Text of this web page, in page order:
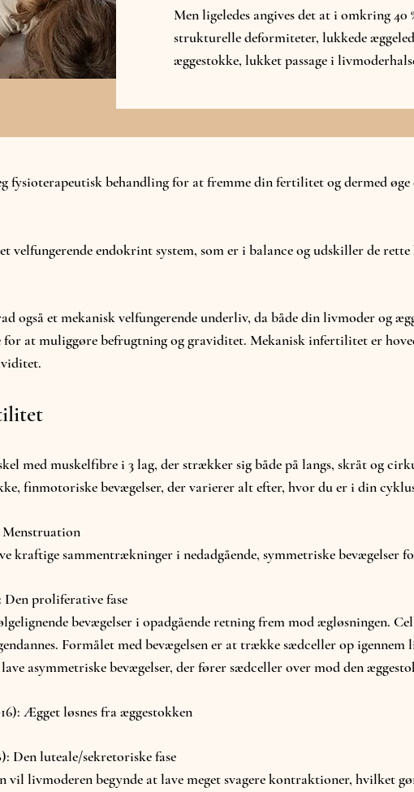
Men ligeledes angives det at i omkring 40
strukturelle deformiteter, lukkede
æggestokke, lukket passage i
fysioterapeutisk behandling for at fremme din fertilitet og dermed øge
velfungerende endokrint system, som er i balance og udskiller de
også et mekanisk velfungerende underliv, da både din livmoder og
for at muliggøre befrugtning og graviditet. Mekanisk infertilitet er
med muskelfibre i 3 lag, der strækker sig både på langs, skråt og
finmotoriske bevægelser, der varierer alt efter, hvor du er i din
Menstruation
kraftige sammentrækninger i nedadgående, symmetriske bevægelser
Den proliferative fase
bevægelser i opadgående retning frem mod ægløsningen.
Formålet med bevægelsen er at trække sædceller op
asymmetriske bevægelser, der fører sædceller over mod den
Ægget løsnes fra æggestokken
Den luteale/sekretoriske fase
vil livmoderen begynde at lave meget svagere kontraktioner, hvilket